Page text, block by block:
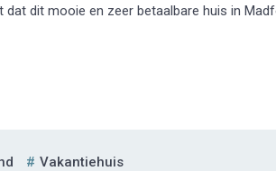
dit mooie en zeer betaalbare huis in
Vakantiehuis